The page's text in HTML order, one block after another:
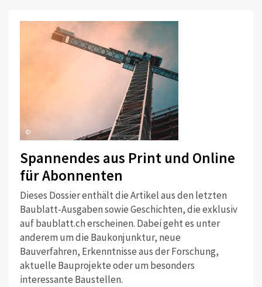
©
Spannendes aus Print und Online
für Abonnenten
Dieses Dossier enthält die Artikel aus den letzten
Baublatt-Ausgaben sowie Geschichten, die exklusiv
auf baublatt.ch erscheinen. Dabei geht es unter
anderem um die Baukonjunktur, neue
Bauverfahren, Erkenntnisse aus der Forschung,
aktuelle Bauprojekte oder um besonders
interessante Baustellen.